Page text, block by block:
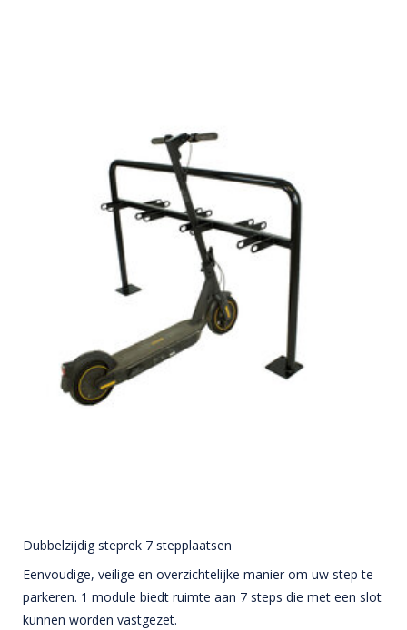
Dubbelzijdig steprek 7 stepplaatsen
Eenvoudige, veilige en overzichtelijke manier om uw step te
parkeren. 1 module biedt ruimte aan 7 steps die met een slot
kunnen worden vastgezet.